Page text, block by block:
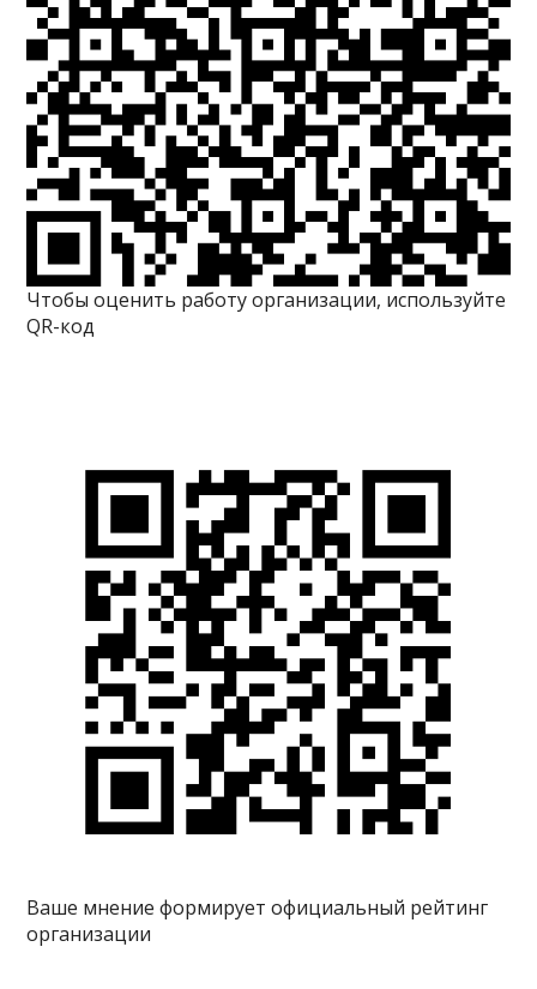
Чтобы оценить работу организации, используйте
QR-код
Ваше мнение формирует официальный рейтинг
организации